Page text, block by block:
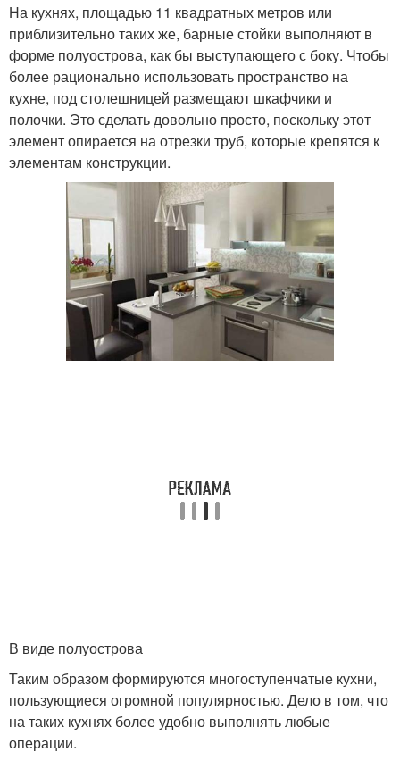
На кухнях, площадью 11 квадратных метров или
приблизительно таких же, барные стойки выполняют в
форме полуострова, как бы выступающего с боку. Чтобы
более рационально использовать пространство на
кухне, под столешницей размещают шкафчики и
полочки. Это сделать довольно просто, поскольку этот
элемент опирается на отрезки труб, которые крепятся к
элементам конструкции.
В виде полуострова
Таким образом формируются многоступенчатые кухни,
пользующиеся огромной популярностью. Дело в том, что
на таких кухнях более удобно выполнять любые
операции.